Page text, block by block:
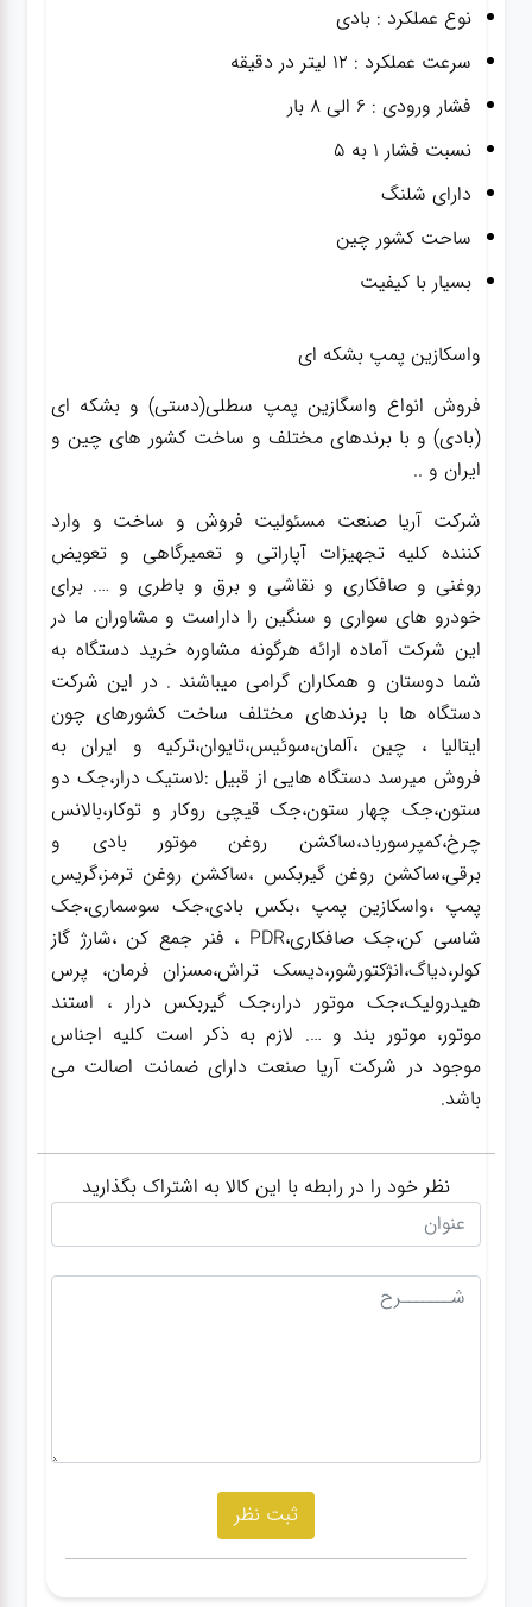
نوع عملکرد : بادی
سرعت عملکرد : ۱۲ لیتر در دقیقه
فشار ورودی : ۶ الی ۸ بار
نسبت فشار ۱ به ۵
دارای شلنگ
ساحت کشور چین
بسیار با کیفیت
واسکازین پمپ بشکه ای
فروش انواع واسگازین پمپ سطلی(دستی) و بشکه ای
(بادی) و با برندهای مختلف و ساخت کشور های چین و
ایران و ..
شرکت آریا صنعت مسئولیت فروش و ساخت و وارد
کننده کلیه تجهیزات آپاراتی و تعمیرگاهی و تعویض
روغنی و صافکاری و نقاشی و برق و باطری و …. برای
خودرو های سواری و سنگین را داراست و مشاوران ما در
این شرکت آماده ارائه هرگونه مشاوره خرید دستگاه به
شما دوستان و همکاران گرامی میباشند . در این شرکت
دستگاه ها با برندهای مختلف ساخت کشورهای چون
ایتالیا ، چین ،آلمان،سوئیس،تایوان،ترکیه و ایران به
فروش میرسد دستگاه هایی از قبیل :لاستیک درار،جک دو
ستون،جک چهار ستون،جک قیچی روکار و توکار،بالانس
چرخ،کمپرسورباد،ساکشن روغن موتور بادی و
برقی،ساکشن روغن گیربکس ،ساکشن روغن ترمز،گریس
پمپ ،واسکازین پمپ ،بکس بادی،جک سوسماری،جک
شاسی کن،جک صافکاری،PDR ، فنر جمع کن ،شارژ گاز
کولر،دیاگ،انژکتورشور،دیسک تراش،مسزان فرمان، پرس
هیدرولیک،جک موتور درار،جک گیربکس درار ، استند
موتور، موتور بند و …. لازم به ذکر است کلیه اجناس
موجود در شرکت آریا صنعت دارای ضمانت اصالت می
باشد.
نظر خود را در رابطه با این کالا به اشتراک بگذارید